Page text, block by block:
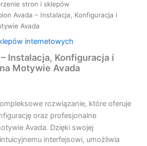
stron i sklepów
Avada – Instalacja, Konfiguracja i
Avada
internetowych
Instalacja, Konfiguracja i
Motywie Avada
rozwiązanie, które oferuje
oraz profesjonalne
Avada. Dzięki swojej
interfejsowi, umożliwia